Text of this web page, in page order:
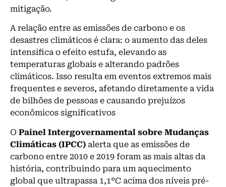
mitigação.
A relação entre as emissões de carbono e os
desastres climáticos é clara: o aumento das deles
intensifica o efeito estufa, elevando as
temperaturas globais e alterando padrões
climáticos. Isso resulta em eventos extremos mais
frequentes e severos, afetando diretamente a vida
de bilhões de pessoas e causando prejuízos
econômicos significativos
O Painel Intergovernamental sobre Mudanças
Climáticas (IPCC) alerta que as emissões de
carbono entre 2010 e 2019 foram as mais altas da
história, contribuindo para um aquecimento
global que ultrapassa 1,1°C acima dos níveis pré-